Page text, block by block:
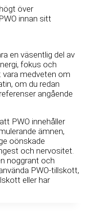
en väsentlig del av
fokus och
vara medveten om
om du redan
angående
PWO innehåller
ämnen,
oönskade
och nervositet.
noggrant och
PWO-tillskott,
eller har